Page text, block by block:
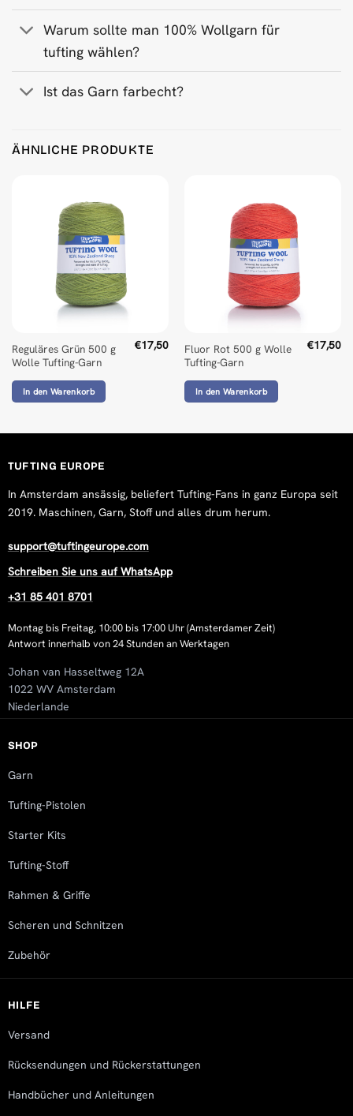
Warum sollte man 100% Wollgarn für
tufting wählen?
Ist das Garn farbecht?
Rating: 5/5
Good quality yarn at a great price!
Mon Jan 13 2025 15:20:28 GMT+0000 (Coordinated
ÄHNLICHE PRODUKTE
Reguläres Grün 500 g
Wolle Tufting-Garn
€17,50
In den Warenkorb
Fluor Rot 500 g Wolle
Tufting-Garn
€17,50
In den Warenkorb
SHOP
Garn
Tufting-Pistolen
Starter Kits
Tufting-Stoff
Rahmen & Griffe
Scheren und Schnitzen
Zubehör
HILFE
Versand
Rücksendungen und Rückerstattungen
Handbücher und Anleitungen
TUFTING EUROPE
In Amsterdam ansässig, beliefert Tufting-Fans in ganz Europa seit
2019. Maschinen, Garn, Stoff und alles drum herum.
support@tuftingeurope.com
Schreiben Sie uns auf WhatsApp
+31 85 401 8701
Montag bis Freitag, 10:00 bis 17:00 Uhr (Amsterdamer Zeit)
Antwort innerhalb von 24 Stunden an Werktagen
Johan van Hasseltweg 12A
1022 WV Amsterdam
Niederlande